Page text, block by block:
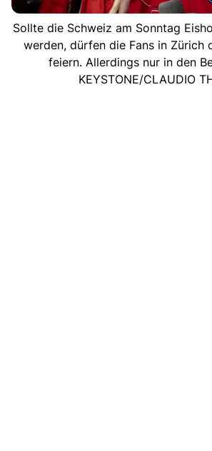
Sollte die Schweiz am Sonntag
werden, dürfen die Fans in Zürich
feiern. Allerdings nur in den
KEYSTONE/CLAUDIO